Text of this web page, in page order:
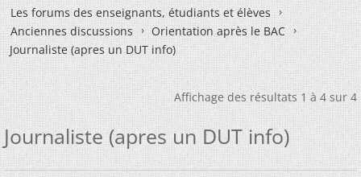
Les forums des enseignants, étudiants et élèves
Anciennes discussions
Orientation après le BAC
Journaliste (apres un DUT info)
Affichage des résultats 1 à 4 sur 4
Journaliste (apres un DUT info)